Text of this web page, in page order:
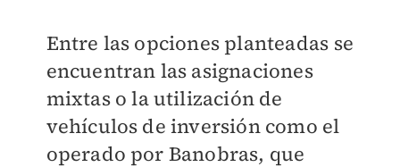
Entre las opciones planteadas se
encuentran las asignaciones
mixtas o la utilización de
vehículos de inversión como el
operado por Banobras, que